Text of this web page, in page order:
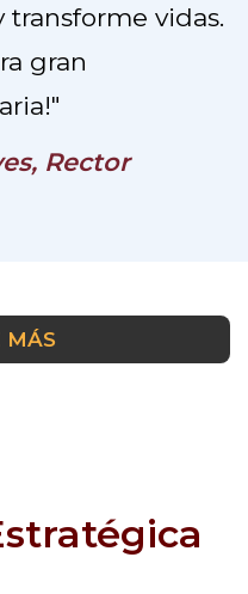
transforme vidas.
gran
Rector
MÁS